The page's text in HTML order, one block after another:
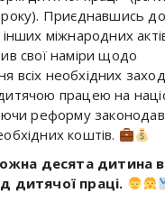
Приєднавшись до
інших міжнародних
свої наміри щодо
всіх необхідних
працею на
реформу
коштів.
десята дитина в
дитячої праці.